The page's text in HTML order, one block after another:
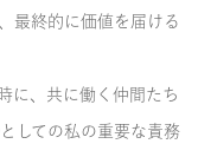
最終的に価値を届ける
に、共に働く仲間たち
しての私の重要な責務